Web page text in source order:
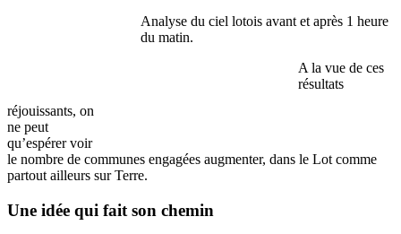
Analyse du ciel lotois avant et après 1 heure
du matin.
A la vue de ces
résultats
réjouissants, on
ne peut
qu’espérer voir
le nombre de communes engagées augmenter, dans le Lot comme
partout ailleurs sur Terre.
Une idée qui fait son chemin